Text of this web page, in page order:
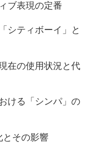
ブ表現の定番
シティボーイ」と
在の使用状況と代
ける「シンパ」の
とその影響